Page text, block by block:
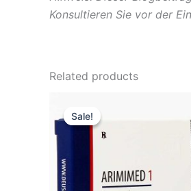
Konsultieren Sie vor der
Related products
Sale!
Sale!
was:
62,04 €.